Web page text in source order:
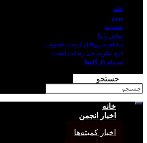
خانه
ورود
عضویت
تماس با ما
مشاهده پروفایل / تمدید عضویت
فرم نظر‌سنجی رضایت اعضاء
ثبت‌نام کارگاه‌ها
جستجو
خانه
اخبار انجمن
اخبار کمیته‌ها